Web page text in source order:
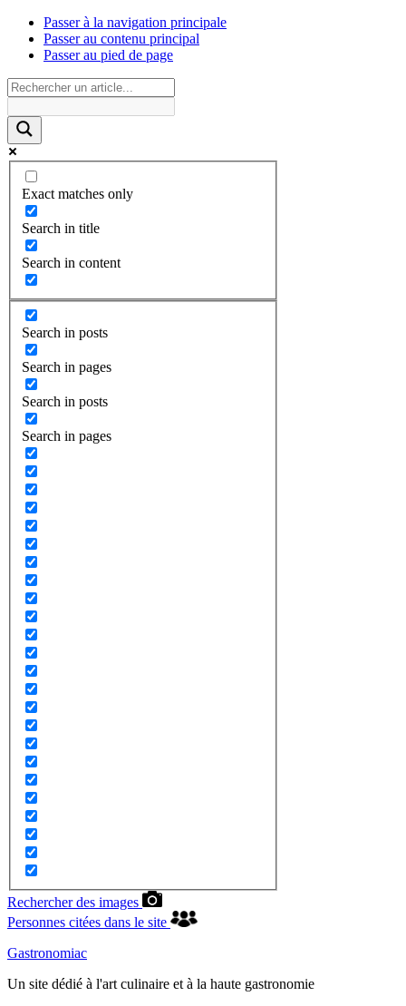
Passer à la navigation principale
Passer au contenu principal
Passer au pied de page
Exact matches only
Search in title
Search in content
Search in posts
Search in pages
Search in posts
Search in pages
Rechercher des images
Personnes citées dans le site
Gastronomiac
Un site dédié à l'art culinaire et à la haute gastronomie